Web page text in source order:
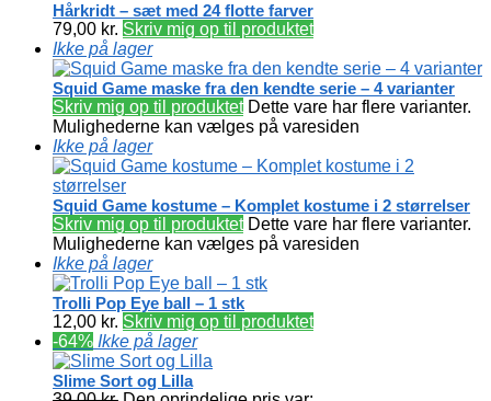
Hårkridt – sæt med 24 flotte farver
79,00 kr. Skriv mig op til produktet
Ikke på lager
Squid Game maske fra den kendte serie – 4 varianter
Skriv mig op til produktet Dette vare har flere varianter.
Mulighederne kan vælges på varesiden
Ikke på lager
Squid Game kostume – Komplet kostume i 2 størrelser
Skriv mig op til produktet Dette vare har flere varianter.
Mulighederne kan vælges på varesiden
Ikke på lager
Trolli Pop Eye ball – 1 stk
12,00 kr. Skriv mig op til produktet
-64% Ikke på lager
Slime Sort og Lilla